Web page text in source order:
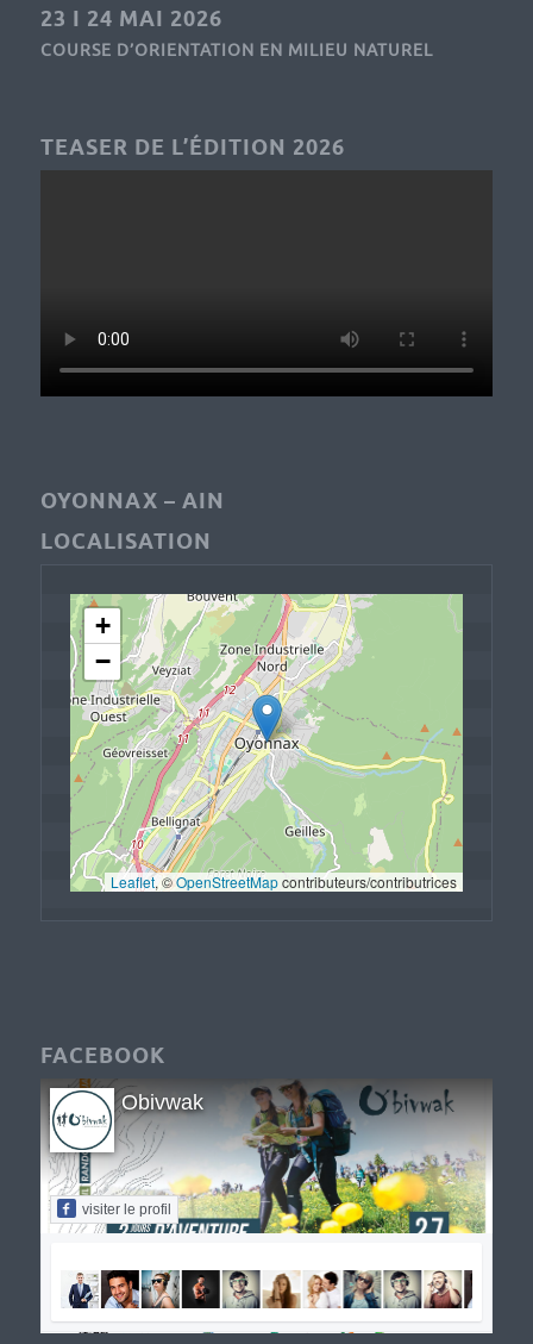
23 I 24 MAI 2026
COURSE D’ORIENTATION EN MILIEU NATUREL
TEASER DE L’ÉDITION 2026
OYONNAX – AIN
LOCALISATION
+
−
Leaflet, © OpenStreetMap contributeurs/contributrices
FACEBOOK
Obivwak
visiter le profil